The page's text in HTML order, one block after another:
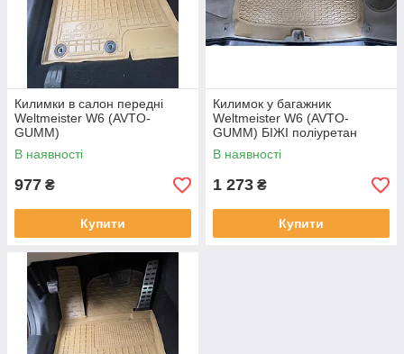
Килимки в салон передні
Weltmeister W6 (AVTO-
GUMM)
В наявності
977 ₴
Купити
Килимок у багажник
Weltmeister W6 (AVTO-
GUMM) БІЖІ поліуретан
В наявності
1 273 ₴
Купити